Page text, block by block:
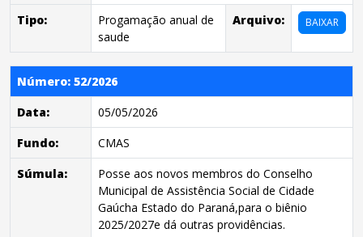
Tipo:
Progamação anual de
saude
Arquivo: BAIXAR
Número: 52/2026
Data:
05/05/2026
Fundo:
CMAS
Súmula:
Posse aos novos membros do Conselho
Municipal de Assistência Social de Cidade
Gaúcha Estado do Paraná,para o biênio
2025/2027e dá outras providências.